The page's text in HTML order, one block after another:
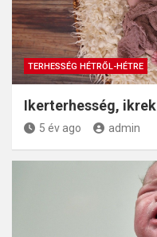
TERHESSÉG HÉTRŐL-HÉTRE
Ikerterhesség, ikrek
5 év ago admin